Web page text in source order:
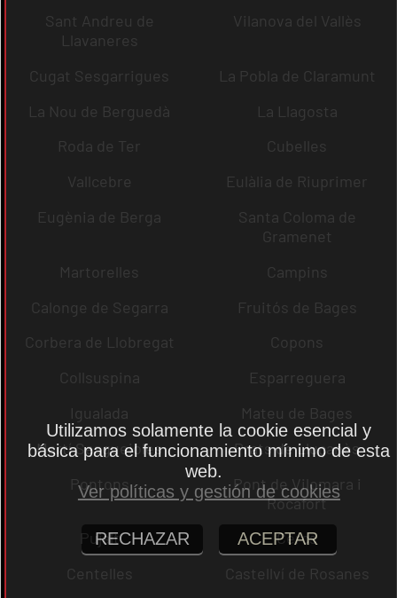
Sant Andreu de
Llavaneres
Vilanova del Vallès
Cugat Sesgarrigues
La Pobla de Claramunt
La Nou de Berguedà
La Llagosta
Roda de Ter
Cubelles
Vallcebre
Eulàlia de Riuprimer
Eugènia de Berga
Santa Coloma de
Gramenet
Martorelles
Campins
Calonge de Segarra
Fruitós de Bages
Corbera de Llobregat
Copons
Collsuspina
Esparreguera
Igualada
Mateu de Bages
Martí Sesgueioles
Prats de Lluçanès
Pontons
Pont de Vilomara i
Rocafort
Pujalt
Cercs
Centelles
Castellví de Rosanes
Utilizamos solamente la cookie esencial y
básica para el funcionamiento mínimo de esta
web.
Ver políticas y gestión de cookies
RECHAZAR ACEPTAR